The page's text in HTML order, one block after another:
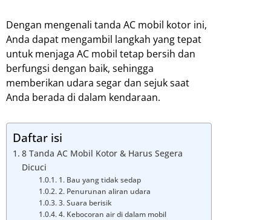
Dengan mengenali tanda AC mobil kotor ini,
Anda dapat mengambil langkah yang tepat
untuk menjaga AC mobil tetap bersih dan
berfungsi dengan baik, sehingga
memberikan udara segar dan sejuk saat
Anda berada di dalam kendaraan.
Daftar isi
8 Tanda AC Mobil Kotor & Harus Segera
Dicuci
1. Bau yang tidak sedap
2. Penurunan aliran udara
3. Suara berisik
4. Kebocoran air di dalam mobil